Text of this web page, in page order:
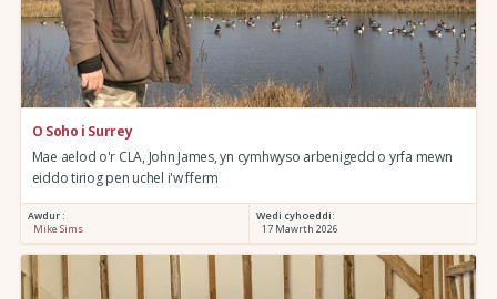
O Soho i Surrey
Mae aelod o'r CLA, John James, yn cymhwyso arbenigedd o yrfa mewn
eiddo tiriog pen uchel i'w fferm
Awdur :
Mike Sims
Wedi cyhoeddi:
17 Mawrth 2026